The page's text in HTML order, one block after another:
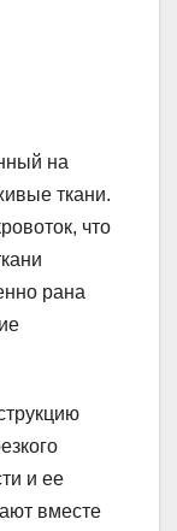
на
ткани.
что
рана
и ее
вместе